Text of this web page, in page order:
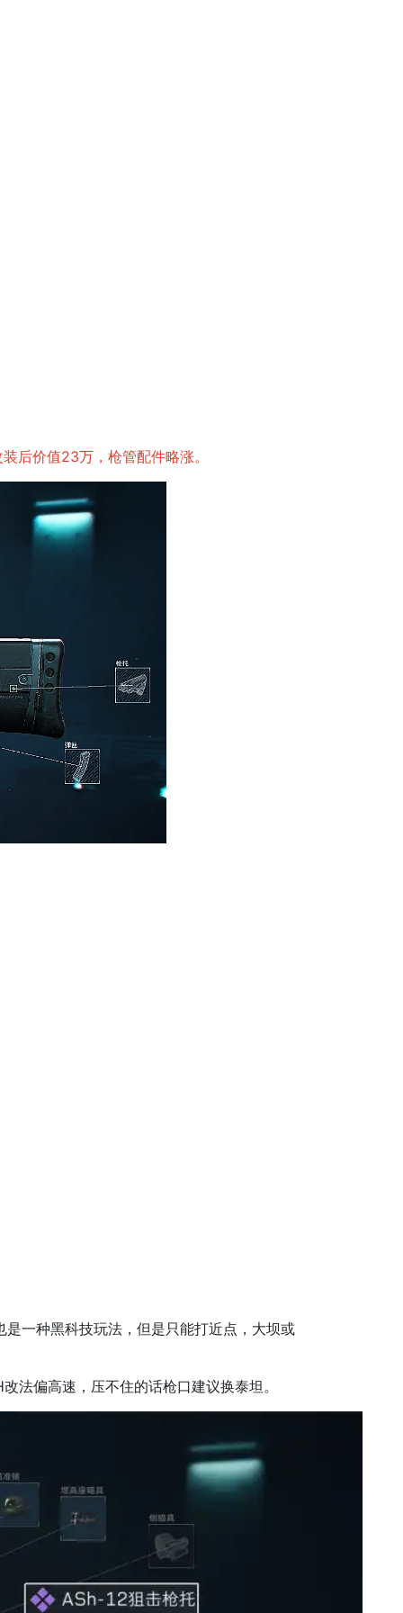
后价值23万，枪管配件略涨。
一种黑科技玩法，但是只能打近点，大坝或
法偏高速，压不住的话枪口建议换泰坦。